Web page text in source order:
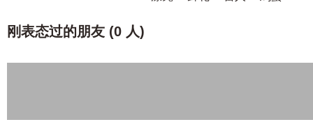
刚表态过的朋友 (0 人)